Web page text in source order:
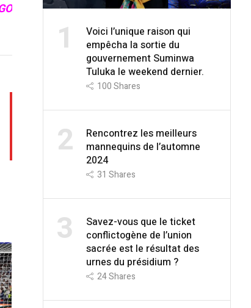
1
Voici l’unique raison qui
empêcha la sortie du
gouvernement Suminwa
Tuluka le weekend dernier.
100Shares
2
Rencontrez les meilleurs
mannequins de l’automne
2024
31 Shares
3
Savez-vous que le ticket
conflictogène de l’union
sacrée est le résultat des
urnes du présidium ?
24Shares